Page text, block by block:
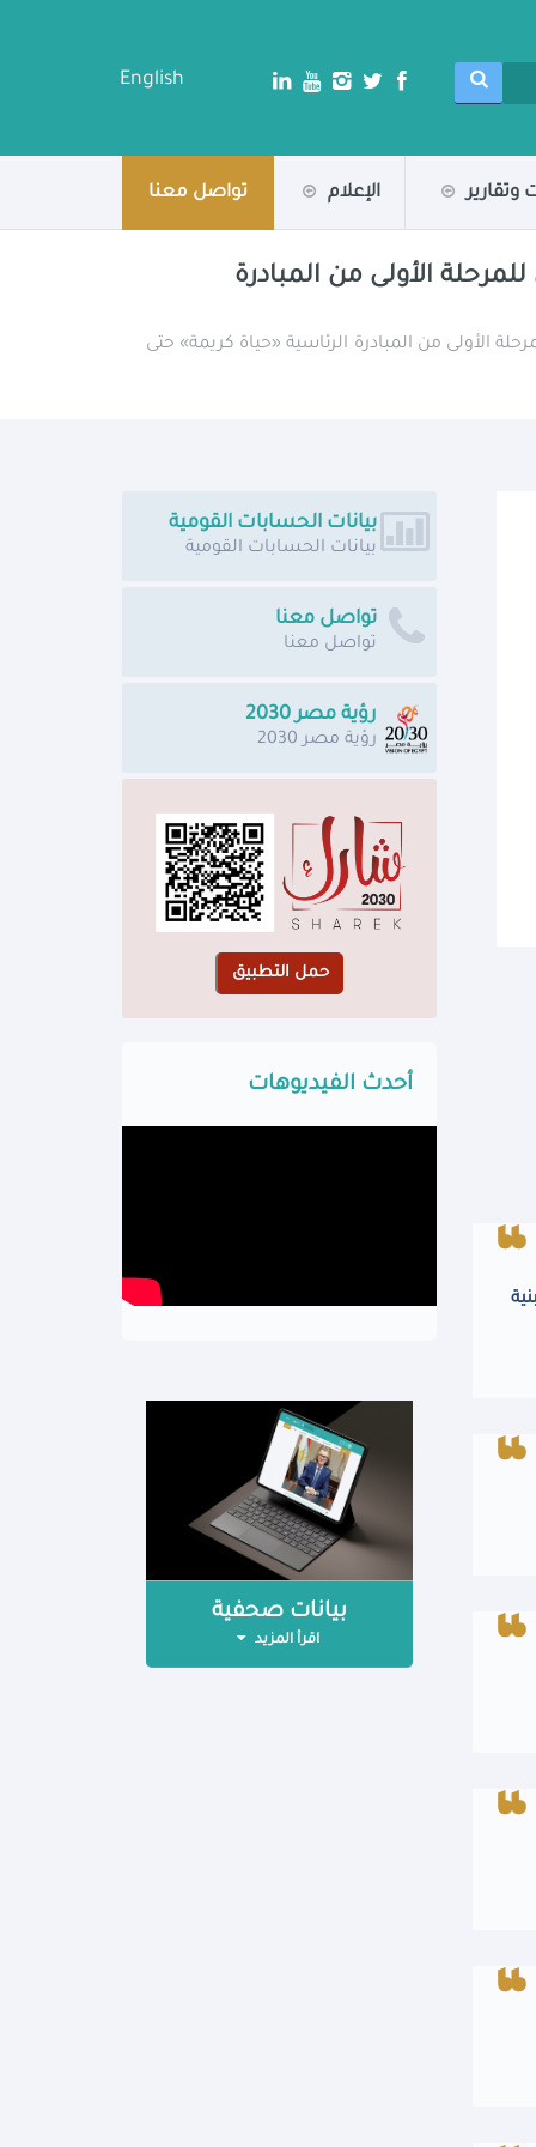
English
وتقارير الإعلام تواصل معنا
الأولى من المبادرة
الأولى من المبادرة الرئاسية «حياة كريمة» حتى
بيانات الحسابات القومية
بيانات الحسابات القومية
تواصل معنا
تواصل معنا
رؤية مصر 2030
رؤية مصر 2030
أحدث الفيديوهات
بيانات صحفية
اقرأ المزيد